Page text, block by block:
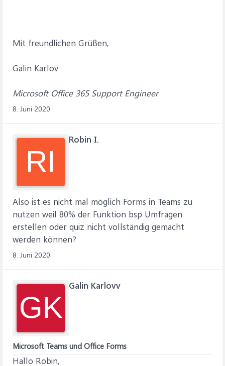
Mit freundlichen Grüßen,
Galin Karlov
Microsoft Office 365 Support Engineer
8. Juni 2020
RI
Robin I.
Also ist es nicht mal möglich Forms in Teams zu
nutzen weil 80% der Funktion bsp Umfragen
erstellen oder quiz nicht vollständig gemacht
werden können?
8. Juni 2020
GK
Galin Karlovv
Microsoft Teams und Office Forms
Hallo Robin,